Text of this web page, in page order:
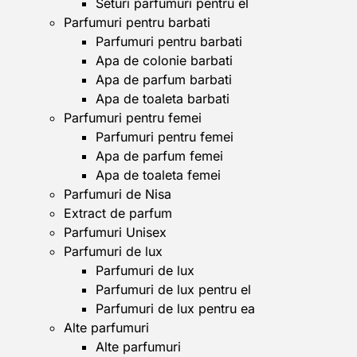
Seturi parfumuri pentru el
Parfumuri pentru barbati
Parfumuri pentru barbati
Apa de colonie barbati
Apa de parfum barbati
Apa de toaleta barbati
Parfumuri pentru femei
Parfumuri pentru femei
Apa de parfum femei
Apa de toaleta femei
Parfumuri de Nisa
Extract de parfum
Parfumuri Unisex
Parfumuri de lux
Parfumuri de lux
Parfumuri de lux pentru el
Parfumuri de lux pentru ea
Alte parfumuri
Alte parfumuri